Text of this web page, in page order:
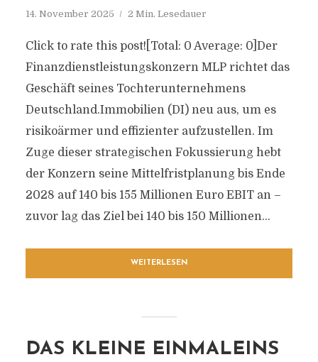
14. November 2025 2 Min. Lesedauer
Click to rate this post![Total: 0 Average: 0]Der
Finanzdienstleistungskonzern MLP richtet das
Geschäft seines Tochterunternehmens
Deutschland.Immobilien (DI) neu aus, um es
risikoärmer und effizienter aufzustellen. Im
Zuge dieser strategischen Fokussierung hebt
der Konzern seine Mittelfristplanung bis Ende
2028 auf 140 bis 155 Millionen Euro EBIT an –
zuvor lag das Ziel bei 140 bis 150 Millionen...
WEITERLESEN
DAS KLEINE EINMALEINS